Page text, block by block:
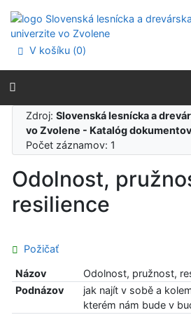
Prejsť na menu
Prehlásenie o webovej prístupnosti
V košíku (0)
Zdroj:Slovenská lesnícka a
vo Zvolene - Katalóg dokumentov
Počet záznamov: 1
Odolnost,
resilience
Požičať
Názov
Odolnost, pružnost,
Podnázov
jak najít v sobě a
kterém nám bude v